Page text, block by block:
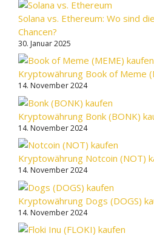
Solana vs. Ethereum: Wo sind
Chancen?
30. Januar 2025
Kryptowährung Book of Meme
14. November 2024
Kryptowährung Bonk (BONK)
14. November 2024
Kryptowährung Notcoin (NOT)
14. November 2024
Kryptowährung Dogs (DOGS)
14. November 2024